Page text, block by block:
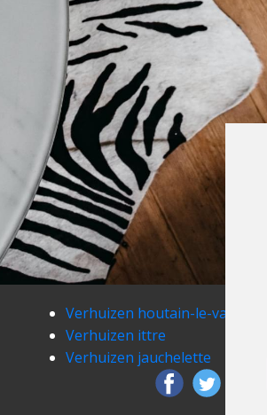
Verhuizen houtain-le-val
Verhuizen ittre
Verhuizen jauchelette